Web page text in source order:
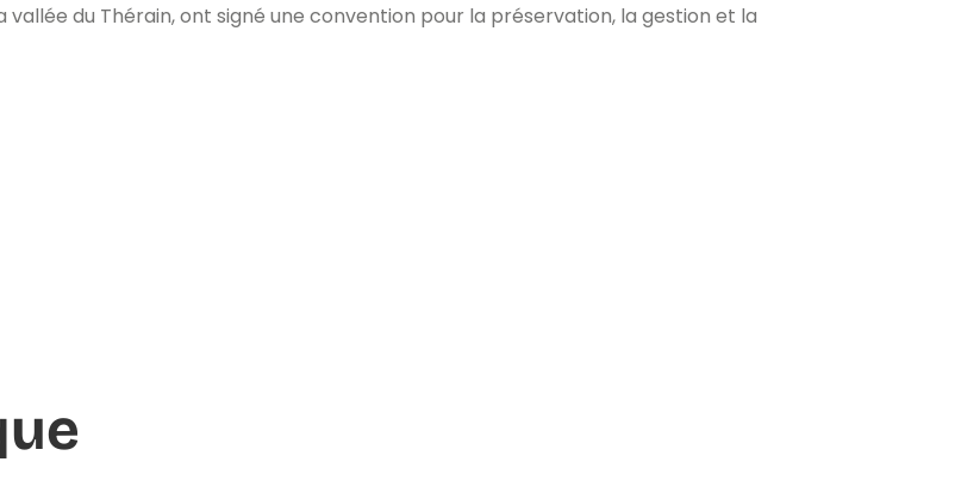
du Thérain, ont signé une convention pour la préservation, la gestion et la